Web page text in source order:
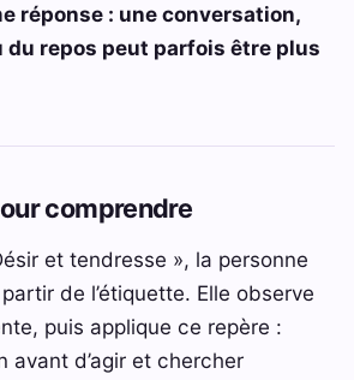
réponse : une conversation,
du repos peut parfois être plus
comprendre
et tendresse », la personne
de l’étiquette. Elle observe
puis applique ce repère :
avant d’agir et chercher